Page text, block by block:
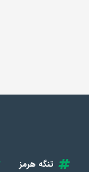
تنگه هرمز